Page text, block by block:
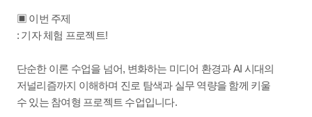
▣ 이번 주제
: 기자 체험 프로젝트!
단순한 이론 수업을 넘어, 변화하는 미디어 환경과 AI 시대의
저널리즘까지 이해하며 진로 탐색과 실무 역량을 함께 키울
수 있는 참여형 프로젝트 수업입니다.